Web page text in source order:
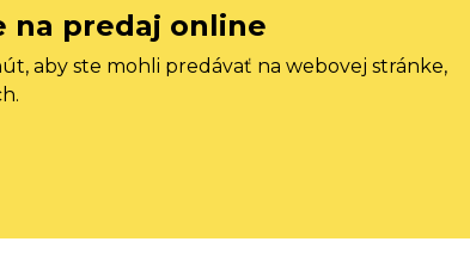
na predaj online
aby ste mohli predávať na webovej stránke,